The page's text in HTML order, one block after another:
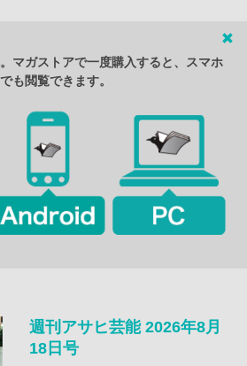
マガストアで一度購入すると、スマホ
も閲覧できます。
週刊アサヒ芸能 2026年8月
18日号